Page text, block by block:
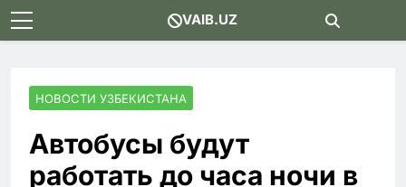
Skip
to
VAIB.UZ
НОВОСТИ УЗБЕКИСТАНА
Автобусы будут
работать до часа ночи в